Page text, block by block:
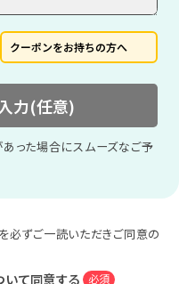
クーポンをお持ちの方へ
力(任意)
った場合にスムーズなご予
を必ずご一読いただきご同意の
いて同意する 必須